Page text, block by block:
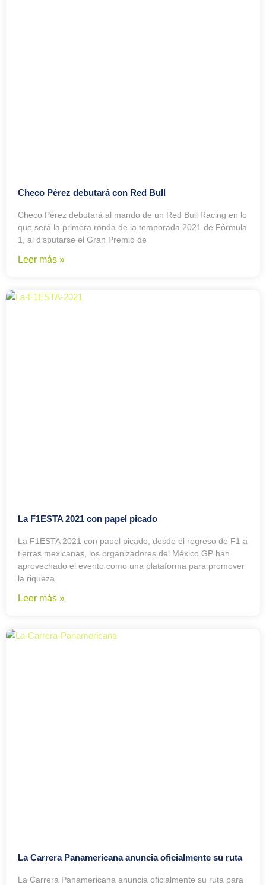
Checo Pérez debutará con Red Bull
Checo Pérez debutará al mando de un Red Bull Racing en lo
que será la primera ronda de la temporada 2021 de Fórmula
1, al disputarse el Gran Premio de
Leer más »
La F1ESTA 2021 con papel picado
La F1ESTA 2021 con papel picado, desde el regreso de F1 a
tierras mexicanas, los organizadores del México GP han
aprovechado el evento como una plataforma para promover
la riqueza
Leer más »
La Carrera Panamericana anuncia oficialmente su ruta
La Carrera Panamericana anuncia oficialmente su ruta para